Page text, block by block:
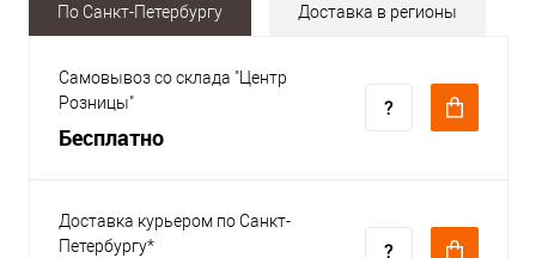
По Санкт-Петербургу Доставка в регионы
Самовывоз со склада "Центр
Розницы"
Бесплатно
Доставка курьером по Санкт-
Петербургу*